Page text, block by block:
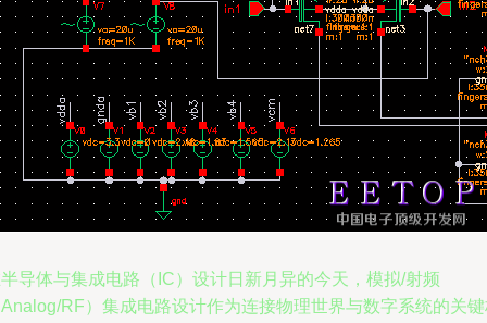
导体与集成电路（IC）设计日新月异的今天，模拟/射频
RF）集成电路设计作为连接物理世界与数字系统的关